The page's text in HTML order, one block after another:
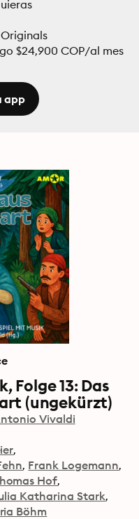
$24,900 COP/al mes
app
Folge 13: Das
(ungekürzt)
Vivaldi
Frank Logemann
Hof
Katharina Stark
Böhm